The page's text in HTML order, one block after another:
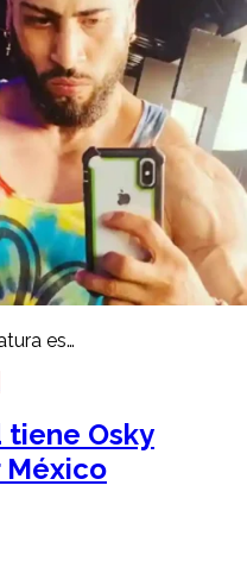
es…
tiene Osky
México